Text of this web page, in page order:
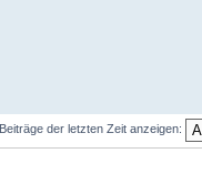
Beiträge der letzten Zeit anzeigen: